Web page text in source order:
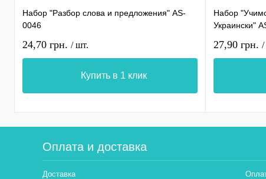
Набор "Разбор слова и предложения" AS-
0046
24,70 грн. / шт.
Купить в 1 клик
Набор
Украински"
27,90 грн. /
Оплата и доставка
Доставка